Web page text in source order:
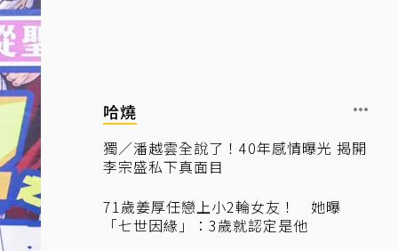
哈燒
獨／潘越雲全說了！40年感情曝光 揭開
李宗盛私下真面目
71歲姜厚任戀上小2輪女友！ 她曝
「七世因緣」：3歲就認定是他